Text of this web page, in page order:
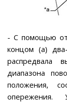
- С помощью
концом (а)
распредвала
диапазона
положения,
опережения.